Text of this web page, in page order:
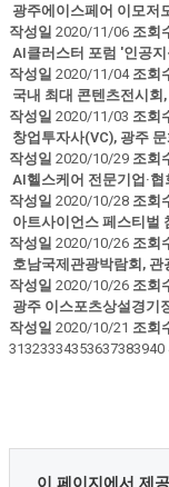
광주에이스페어 이모저
작성일 2020/11/06 조회
AI클러스터 포럼 '인공
작성일 2020/11/04 조회
국내 최대 콘텐츠전시
작성일 2020/11/03 조회
창업투자사(VC), 광주
작성일 2020/10/29 조회
AI헬스케어 전문기업·
작성일 2020/10/28 조회
아트사이언스 페스티벌
작성일 2020/10/26 조회
호남국제관광박람회, 관
작성일 2020/10/26 조회
광주 이스포츠상설경기
작성일 2020/10/21 조회
31323334353637383940
콘